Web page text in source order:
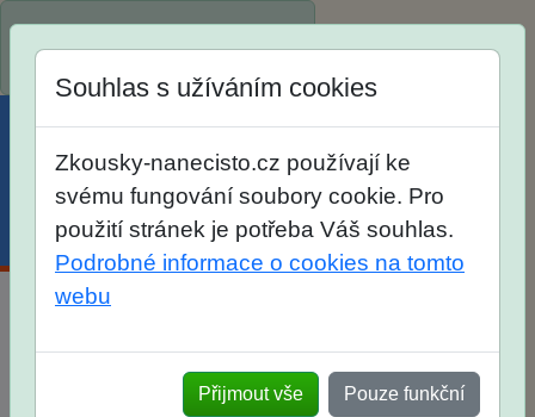
Menu Účet Košík
po skutečných přijímacích
Souhlas s užíváním cookies
Zkousky-nanecisto.cz používají ke
svému fungování soubory cookie. Pro
použití stránek je potřeba Váš souhlas.
Podrobné informace o cookies na tomto
webu
Přijmout vše Pouze funkční